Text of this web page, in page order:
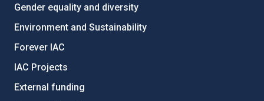
Gender equality and diversity
Environment and Sustainability
Forever IAC
IAC Projects
External funding